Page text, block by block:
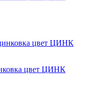
цвет ЦИНК